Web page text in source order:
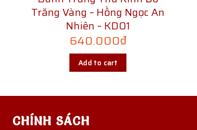
Trăng Vàng – Hồng Ngọc An
Nhiên – KD01
640.000₫
Add to cart
CHÍNH SÁCH